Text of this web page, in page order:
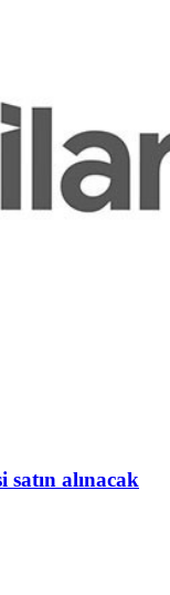
alınacak